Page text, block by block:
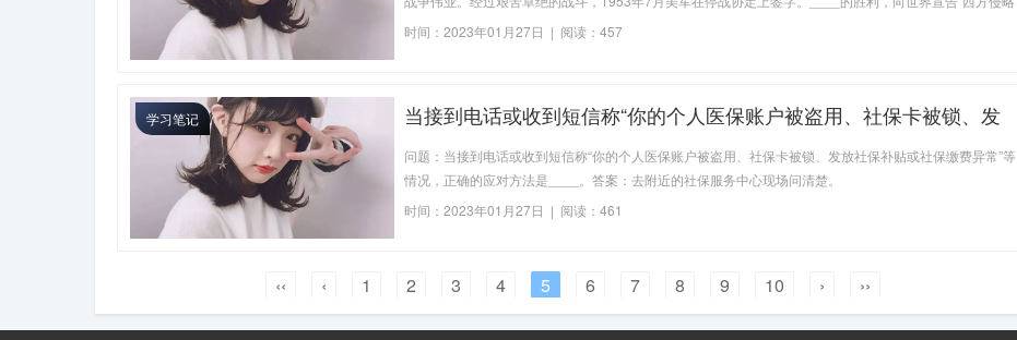
百
者几百年来只要在东方一个海岸上架起几尊大炮就可霸占一个国家的时代是一去不复返了”！答案：抗美援
时间：2023年01月27日 | 阅读：457
学习笔记
当接到电话或收到短信称“你的个人医保账户被盗用、社保卡被锁、发
问题：当接到电话或收到短信称“你的个人医保账户被盗用、社保卡被锁、发放社保补贴或社保缴费异常”等
情况，正确的应对方法是____。答案：去附近的社保服务中心现场问清楚。
时间：2023年01月27日 | 阅读：461
‹‹ ‹ 1 2 3 4 5 6 7 8 9 10 › ››